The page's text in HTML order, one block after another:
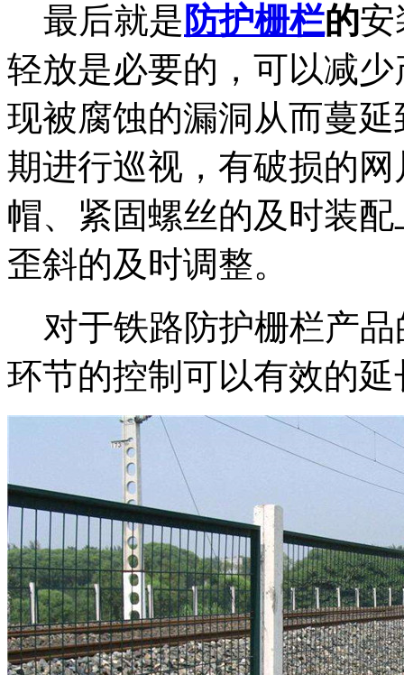
最后就是 防护栅栏的安
轻放是必要的，可以减
现被腐蚀的漏洞从而蔓
期进行巡视，有破损的
帽、紧固螺丝的及时装
歪斜的及时调整。
对于铁路防护栅栏产品
环节的控制可以有效的